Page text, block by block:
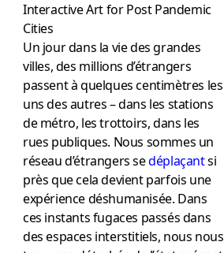
Interactive Art for Post Pandemic
Cities
Un jour dans la vie des grandes
villes, des millions d’étrangers
passent à quelques centimètres les
uns des autres – dans les stations
de métro, les trottoirs, dans les
rues publiques. Nous sommes un
réseau d’étrangers sedéplaçantsi
près que cela devient parfois une
expérience déshumanisée. Dans
ces instants fugaces passés dans
des espaces interstitiels, nous nous